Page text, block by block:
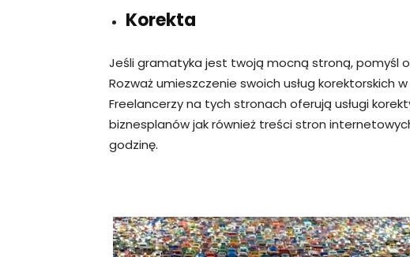
Korekta
Jeśli gramatyka jest twoją mocną stroną, pomyśl
Rozważ umieszczenie swoich usług korektorskich
Freelancerzy na tych stronach oferują usługi
biznesplanów jak również treści stron
godzinę.